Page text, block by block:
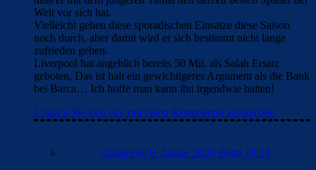
Welt vor sich hat.
Vielleicht gehen diese sporadischen Einsätze diese Saison
noch durch, aber damit wird er sich bestimmt nicht lange
zufrieden geben.
Liverpool hat angeblich bereits 50 Mil. als Salah Ersatz
geboten. Das ist halt ein gewichtigeres Argument als die Bank
bei Barca… Ich hoffe man kann ihn irgendwie halten!
Loggen Sie sich ein, um einen Kommentar abzugeben
Azulgrana 9. Januar 2026 Beim 18:23